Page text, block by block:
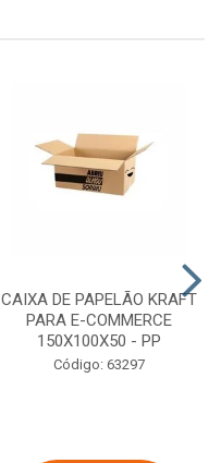
CAIXA DE PAPELÃO KRAFT
PARA E-COMMERCE
150X100X50 - PP
Código: 63297